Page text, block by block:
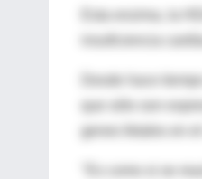
insuficiencia
Desde hace
que sólo son
genes fetales en el
"Es como si se